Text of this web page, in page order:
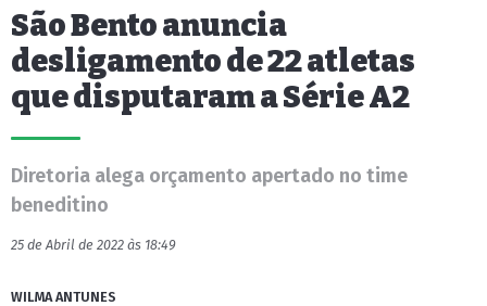
São Bento anuncia
desligamento de 22 atletas
que disputaram a Série A2
Diretoria alega orçamento apertado no time
beneditino
25 de Abril de 2022 às 18:49
WILMA ANTUNES